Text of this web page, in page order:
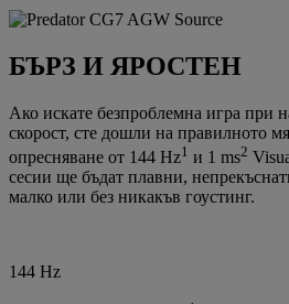
БЪРЗ И ЯРОСТЕН
Ако искате безпроблемна игра при
скорост, сте дошли на правилното
опресняване от 144 Hz1 и 1 ms2
сесии ще бъдат плавни,
малко или без никакъв гоустинг.
144 Hz